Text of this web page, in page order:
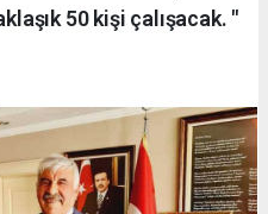
50 kişi çalışacak. "